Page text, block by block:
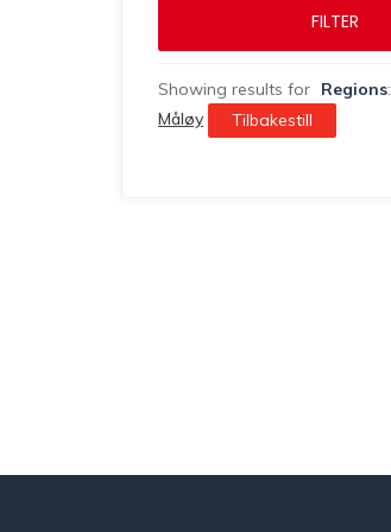
FILTER
Showing results for Regions:
Måløy
Tilbakestill